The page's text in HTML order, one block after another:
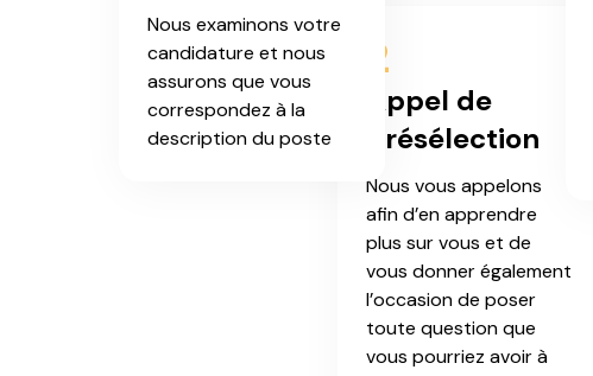
Nous examinons votre
candidature et nous
assurons que vous
correspondez à la
description du poste
2
Appel de
présélection
Nous vous appelons
afin d’en apprendre
plus sur vous et de
vous donner également
l’occasion de poser
toute question que
vous pourriez avoir à